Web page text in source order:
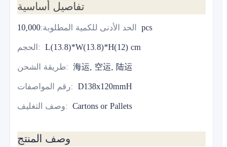
تفاصيل أساسية
الحد الأدنى للكمية المطلوبة: 10,000pcs
الحجم : L(13.8)*W(13.8)*H(12) cm
طريقة الشحن: 海运, 空运, 陆运
رقم المواصفات: D138x120mmH
وصف التغليف: Cartons or Pallets
وصف المنتج